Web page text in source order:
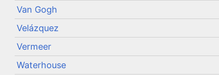
Van Gogh
Velázquez
Vermeer
Waterhouse